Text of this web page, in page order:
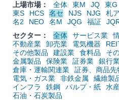
上場市場：
全体 東M JQ 東G
東S
HCS 名セ NJS NJG 札ア
名2
NEO 名M JQG 福証
セクター：
全体 サービス業
不動産業
卸売業 電気機器
その他製品
建設業 食料品 そ
金属製品
保険業 証券業 銀行
倉庫・運輸関連業
証券、商品先
電気・ガス業
非鉄金属 繊維製
インフラ
鉄鋼 パルプ・紙 水
石油・石炭製品